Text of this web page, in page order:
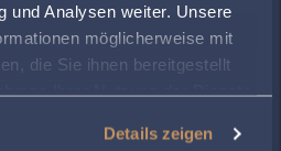
und Analysen weiter. Unsere
möglicherweise mit
die Sie ihnen bereitgestellt
Ihrer Nutzung der Dienste
Details zeigen
09:00 - 13:00
09:00 - 13:00
09:00 - 13:00
09:00 - 13:00
13:00